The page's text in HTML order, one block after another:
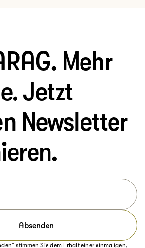
Mehr
Jetzt
Newsletter
Absenden
stimmen Sie dem Erhalt einer einmaligen,